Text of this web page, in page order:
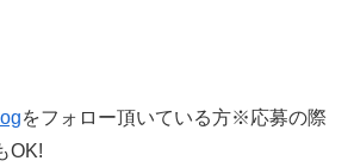
をフォロー頂いている方※応募の際
OK!